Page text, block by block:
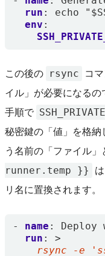
run :
echo
env :
この後の rsync
コ
イル」が必要になる
手順で
秘密鍵の「値」を格納
う名前の「ファイル」
runner.temp }}
リ名に置換されます。
- name :
Deploy
run : >